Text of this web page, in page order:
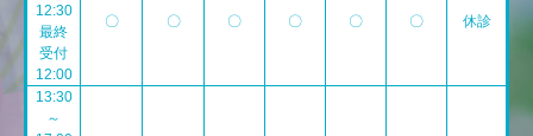
12:30
最終
受付
12:00
〇 〇 〇 〇 〇 〇 休診
13:30
～